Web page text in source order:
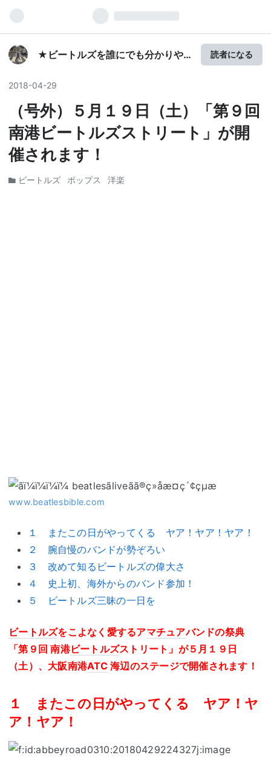
★ビートルズを誰にでも分かりや
読者になる
2018-04-29
（号外）５月１９日（土）「第９回
南港ビートルズストリート」が開
催されます！
ビートルズ ポップス 洋楽
www.beatlesbible.com
１ またこの日がやってくる ヤア！ヤア！ヤア！
２ 腕自慢のバンドが勢ぞろい
３ 改めて知るビートルズの偉大さ
４ 史上初、海外からのバンド参加！
５ ビートルズ三昧の一日を
ビートルズをこよなく愛するアマチュアバンドの祭典
「第９回 南港ビートルズストリート」が５月１９日
（土）、大阪南港ATC海辺のステージで開催されます！
１ またこの日がやってくる ヤア！ヤ
ア！ヤア！